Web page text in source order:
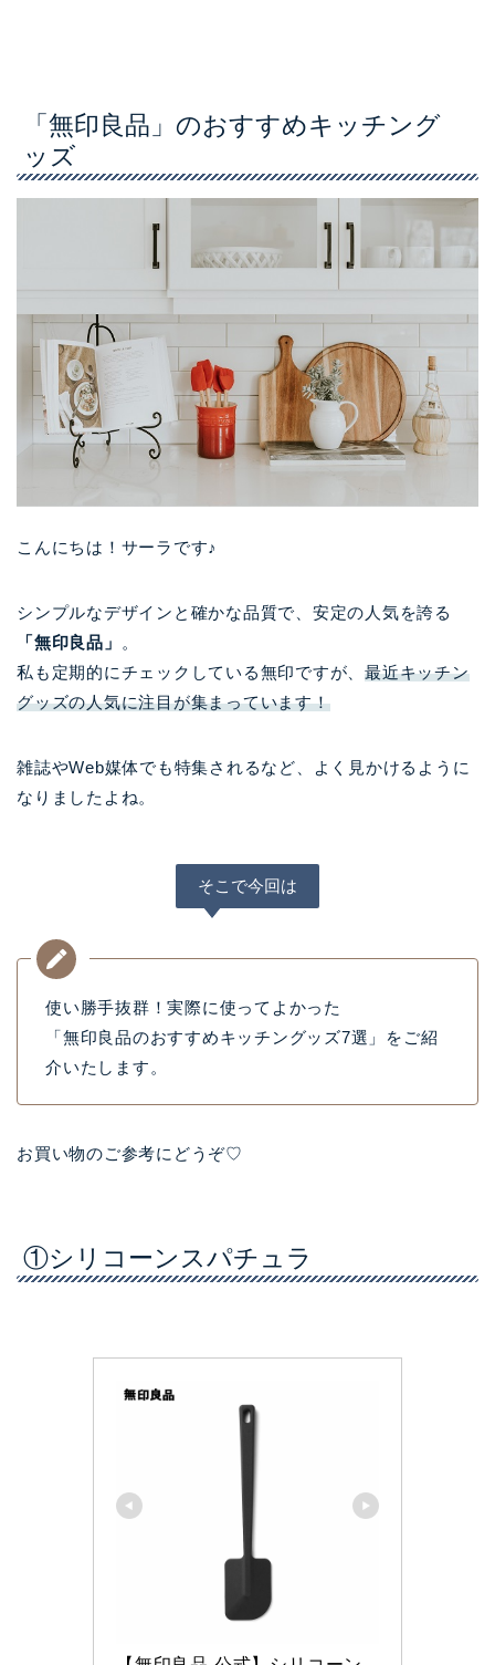
「無印良品」のおすすめキッチング
ッズ
こんにちは！サーラです♪
シンプルなデザインと確かな品質で、安定の人気を誇る
「無印良品」
。
私も定期的にチェックしている無印ですが、最近キッチン
グッズの人気に注目が集まっています！
雑誌やWeb媒体でも特集されるなど、よく見かけるように
なりましたよね。
そこで今回は
使い勝手抜群！実際に使ってよかった
「無印良品のおすすめキッチングッズ7選」をご紹
介いたします。
お買い物のご参考にどうぞ♡
①シリコーンスパチュラ